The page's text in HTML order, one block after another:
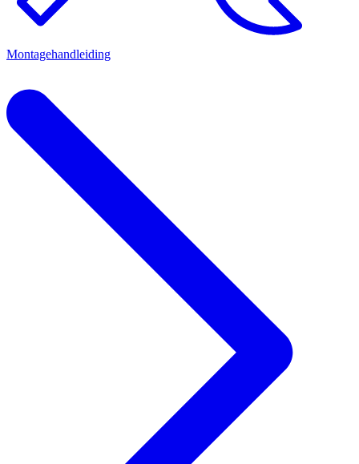
Montagehandleiding